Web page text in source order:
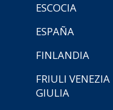
ESCOCIA
ESPAÑA
FINLANDIA
FRIULI VENEZIA
GIULIA